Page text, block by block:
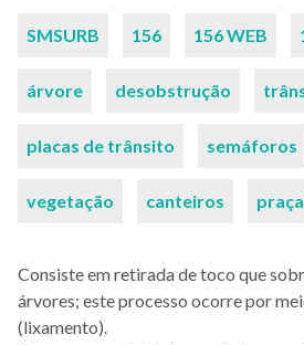
Palavras-
SMSURB 156 156 WEB
árvore desobstrução
placas de trânsito semáforos
vegetação canteiros
Consiste em retirada de toco que
árvores; este processo ocorre por
(lixamento).